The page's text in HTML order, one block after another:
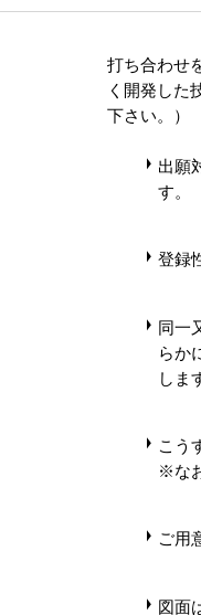
打ち合わせ
く開発した
下さい。）
出願
す。
登録
同一
らか
しま
こう
※な
ご用
図面